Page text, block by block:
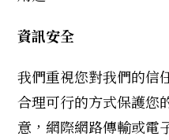
資訊安全
我們重視您對我們的信
合理可行的方式保護您
意，網際網路傳輸或電